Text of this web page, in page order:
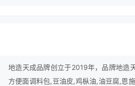
地造天成品牌创立于2019年，品牌地造
方便面调料包,豆油皮,鸡枞油,油豆腐,恩